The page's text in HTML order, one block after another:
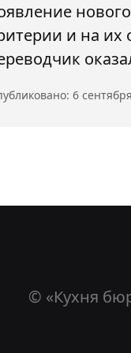
и на их
6
© «Кухня